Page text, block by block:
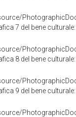
7 del bene
8 del bene
9 del bene